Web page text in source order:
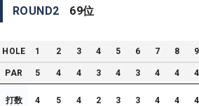
ROUND2 69位
HOLE 1 2 3 4 5 6 7 8 9
PAR 5 4 4 3 4 3 4 4 4
打数 4 5 4 2 3 3 4 4 4